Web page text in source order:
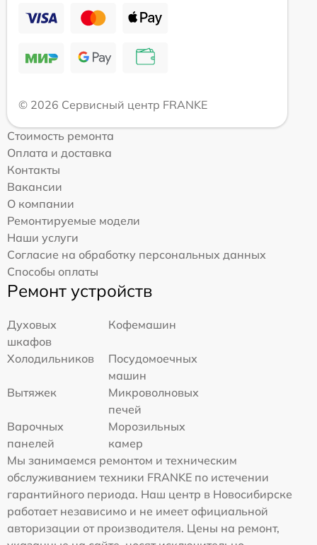
© 2026 Сервисный центр FRANKE
Стоимость ремонта
Оплата и доставка
Контакты
Вакансии
О компании
Ремонтируемые модели
Наши услуги
Согласие на обработку персональных данных
Способы оплаты
Ремонт устройств
Духовых
шкафов
Кофемашин
Холодильников
Посудомоечных
машин
Вытяжек
Микроволновых
печей
Варочных
панелей
Морозильных
камер
Мы занимаемся ремонтом и техническим
обслуживанием техники FRANKE по истечении
гарантийного периода. Наш центр в Новосибирске
работает независимо и не имеет официальной
авторизации от производителя. Цены на ремонт,